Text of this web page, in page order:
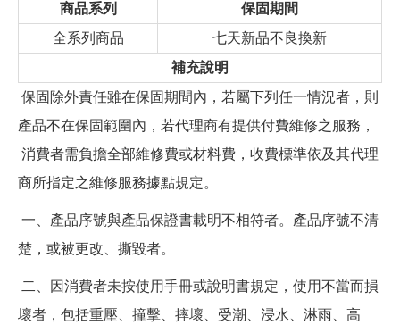
商品系列
保固期間
全系列商品
七天新品不良換新
補充說明
保固除外責任雖在保固期間內，若屬下列任一情況者，則
產品不在保固範圍內，若代理商有提供付費維修之服務，
消費者需負擔全部維修費或材料費，收費標準依及其代理
商所指定之維修服務據點規定。
一、產品序號與產品保證書載明不相符者。產品序號不清
楚，或被更改、撕毀者。
二、因消費者未按使用手冊或說明書規定，使用不當而損
壞者，包括重壓、撞擊、摔壞、受潮、浸水、淋雨、高